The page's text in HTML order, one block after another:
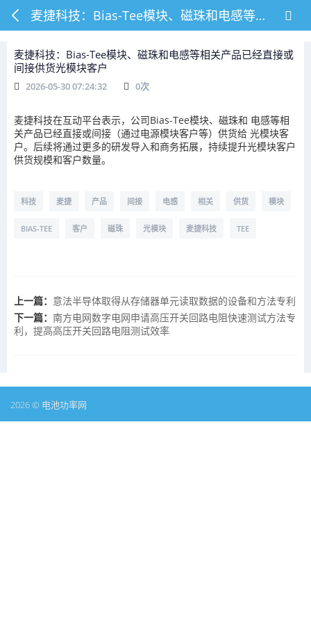
麦捷科技：Bias-Tee模块、磁珠和电感等相关产品已经直接或间接供货光模块客户
麦捷科技：Bias-Tee模块、磁珠和电感等相关产品已经直接或
间接供货光模块客户
2026-05-30 07:24:32 0次
麦捷科技在互动平台表示，公司Bias-Tee模块、磁珠和 电感等相
关产品已经直接或间接（通过电源模块客户等）供货给 光模块客
户。后续将通过更多的研发导入和商务拓展，持续提升光模块客户
供货规模和客户数量。
科技 麦捷 产品 间接 电感 相关 供货 模块
BIAS-TEE 客户 磁珠 光模块 麦捷科技 TEE
上一篇： 意法半导体取得从存储器单元读取数据的设备和方法专利
下一篇： 南方电网数字电网申请高压开关回路电阻快速测试方法专
利，提高高压开关回路电阻测试效率
2026 © 电池功率网